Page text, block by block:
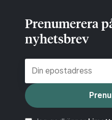
Prenumerera
nyhetsbrev